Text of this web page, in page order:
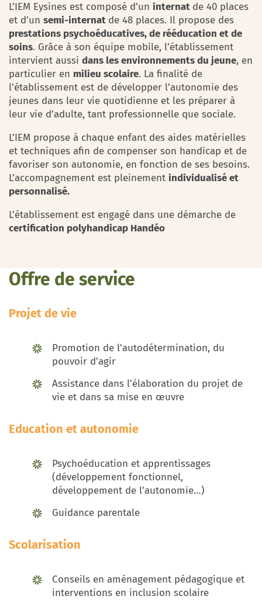
L’IEM Eysines est composé d’un internat de 40 places
et d’un semi-internat de 48 places. Il propose des
prestations psychoéducatives, de rééducation et de
soins. Grâce à son équipe mobile, l’établissement
intervient aussi dans les environnements du jeune, en
particulier en milieu scolaire. La finalité de
l’établissement est de développer l’autonomie des
jeunes dans leur vie quotidienne et les préparer à
leur vie d’adulte, tant professionnelle que sociale.
L’IEM propose à chaque enfant des aides matérielles
et techniques afin de compenser son handicap et de
favoriser son autonomie, en fonction de ses besoins.
L’accompagnement est pleinement individualisé et
personnalisé.
L’établissement est engagé dans une démarche de
certification polyhandicap Handéo
Offre de service
Projet de vie
Promotion de l’autodétermination, du
pouvoir d’agir
Assistance dans l’élaboration du projet de
vie et dans sa mise en œuvre
Education et autonomie
Psychoéducation et apprentissages
(développement fonctionnel,
développement de l’autonomie…)
Guidance parentale
Scolarisation
Conseils en aménagement pédagogique et
interventions en inclusion scolaire